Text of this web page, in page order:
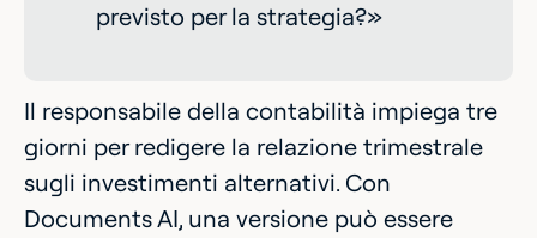
previsto per la strategia?»
Il responsabile della contabilità impiega tre
giorni per redigere la relazione trimestrale
sugli investimenti alternativi. Con
Documents AI, una versione può essere